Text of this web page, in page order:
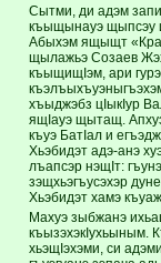
Сытми, ди адэм
къыщынауэ щыпсэу
Абыхэм ящыщт
щылажьэ Созаев
къыщищIэм, ари
хъыджэбз цIыкIур
ящIауэ щытащ.
къуэ БатIал и
Хьэбидэт адэ-анэ
лъапсэр нэщIт:
зэщхьэгъусэхэр
Хьэбидэт хамэ
Махуэ зыбжанэ
къызэхэкIухьыным.
хьэщIэхэми, си